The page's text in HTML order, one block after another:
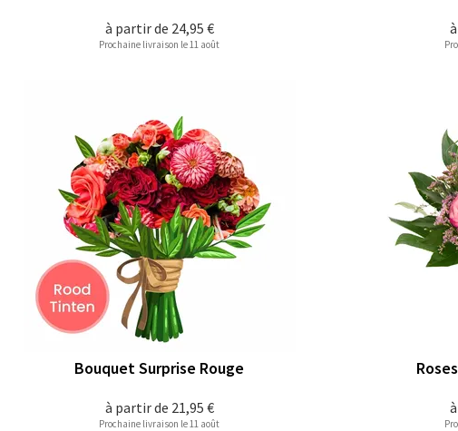
à partir de 24,95 €
Prochaine livraison le 11 août
à partir de 21,95 €
Bouquet Surprise Rouge
Prochaine livraison le 11 août